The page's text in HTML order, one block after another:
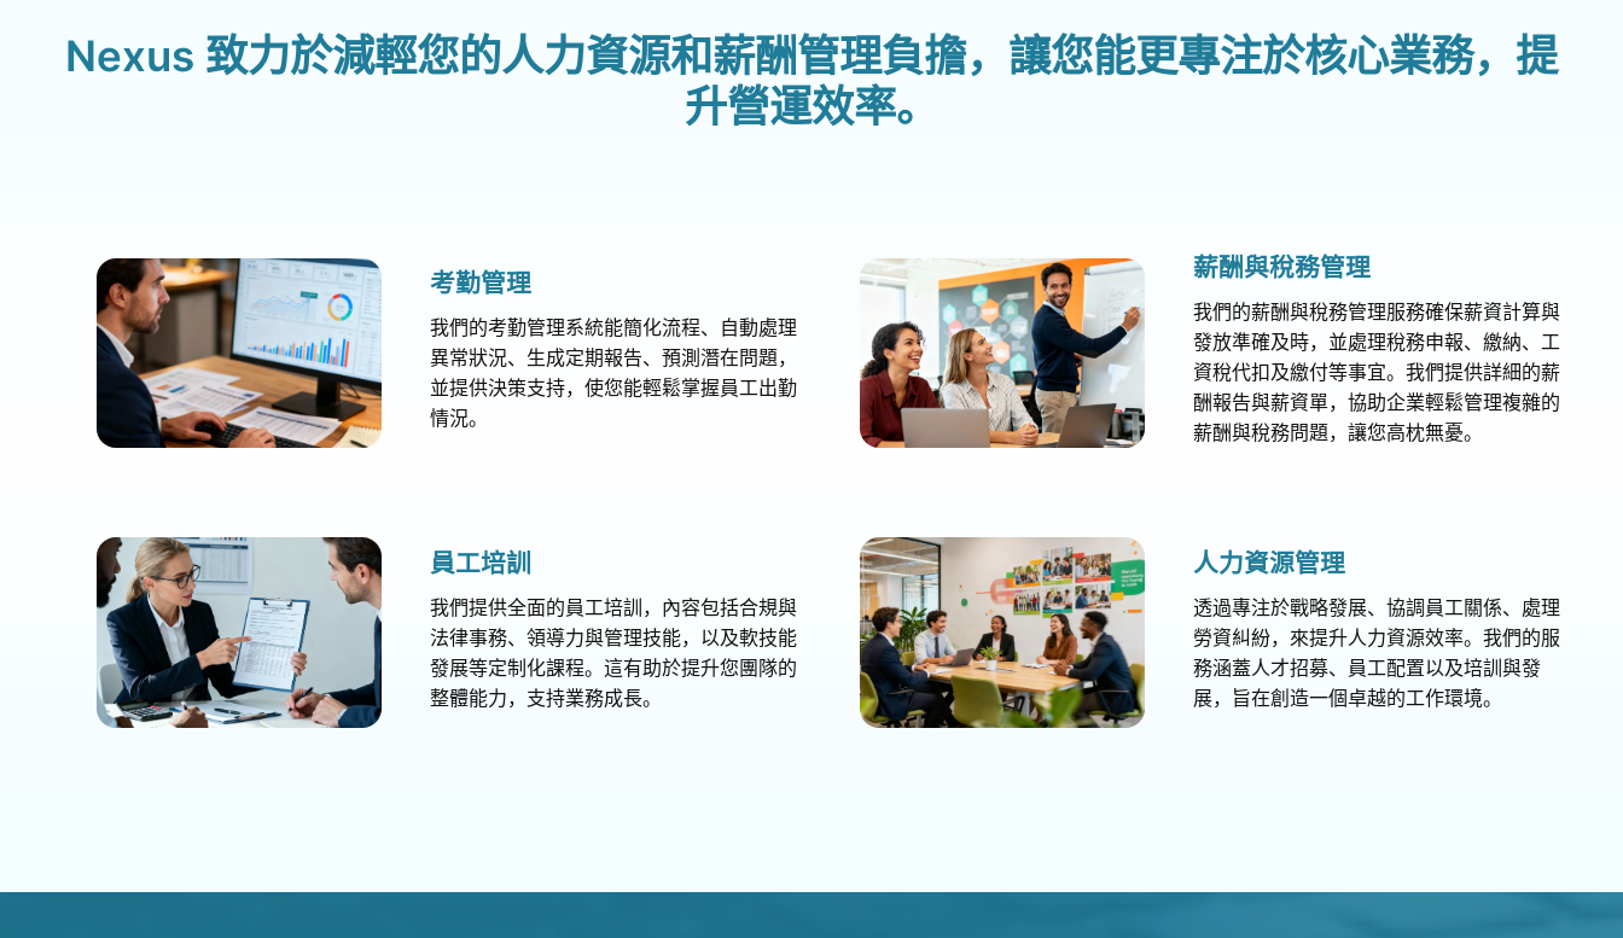
Nexus 致力於減輕您的人力資源和薪酬管理負擔，讓您能更專注於核心業務，提
升營運效率。
考勤管理​​
我們的考勤管理系統能簡化流程、自動處理
異常狀況、生成定期報告、預測潛在問題，
並提供決策支持，使您能輕鬆掌握員工出勤
情況。
薪酬與稅務管理​​
我們的薪酬與稅務管理服務確保薪資計算與
發放準確及時，並處理稅務申報、繳納、工
資稅代扣及繳付等事宜。我們提供詳細的薪
酬報告與薪資單，協助企業輕鬆管理複雜的
薪酬與稅務問題，讓您高枕無憂。
​​員工培訓​​
我們提供全面的員工培訓，內容包括合規與
法律事務、領導力與管理技能，以及軟技能
發展等定制化課程。這有助於提升您團隊的
整體能力，支持業務成長。
人力資源管理​​
透過專注於戰略發展、協調員工關係、處理
勞資糾紛，來提升人力資源效率。我們的服
務涵蓋人才招募、員工配置以及培訓與發
展，旨在創造一個卓越的工作環境。